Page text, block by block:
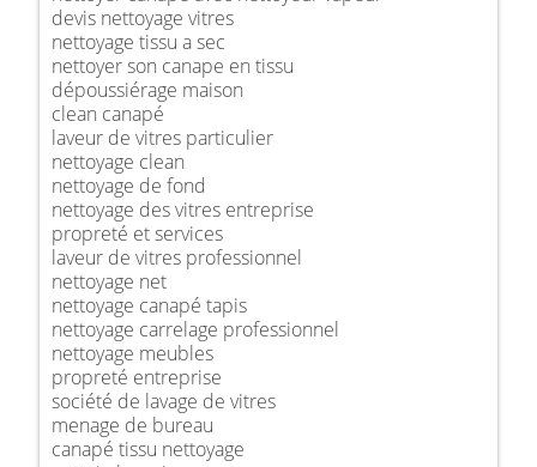
devis nettoyage vitres
nettoyage tissu a sec
nettoyer son canape en tissu
dépoussiérage maison
clean canapé
laveur de vitres particulier
nettoyage clean
nettoyage de fond
nettoyage des vitres entreprise
propreté et services
laveur de vitres professionnel
nettoyage net
nettoyage canapé tapis
nettoyage carrelage professionnel
nettoyage meubles
propreté entreprise
société de lavage de vitres
menage de bureau
canapé tissu nettoyage